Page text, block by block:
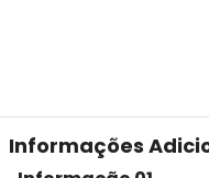
Informações